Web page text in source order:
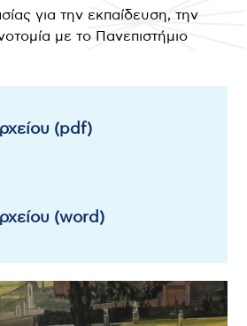
για την εκπαίδευση, την
με το Πανεπιστήμιο
(pdf)
(word)